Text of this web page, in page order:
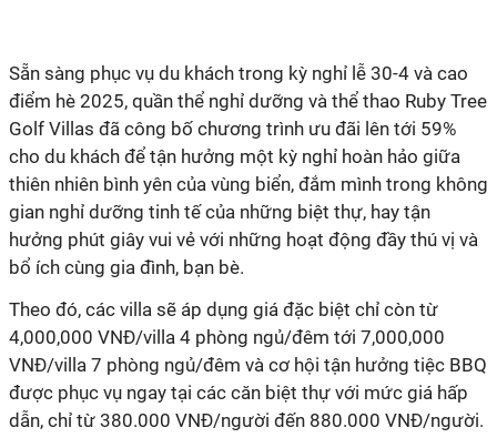
Sẵn sàng phục vụ du khách trong kỳ nghỉ lễ 30-4 và cao
điểm hè 2025, quần thể nghỉ dưỡng và thể thao Ruby Tree
Golf Villas đã công bố chương trình ưu đãi lên tới 59%
cho du khách để tận hưởng một kỳ nghỉ hoàn hảo giữa
thiên nhiên bình yên của vùng biển, đắm mình trong không
gian nghỉ dưỡng tinh tế của những biệt thự, hay tận
hưởng phút giây vui vẻ với những hoạt động đầy thú vị và
bổ ích cùng gia đình, bạn bè.
Theo đó, các villa sẽ áp dụng giá đặc biệt chỉ còn từ
4,000,000 VNĐ/villa 4 phòng ngủ/đêm tới 7,000,000
VNĐ/villa 7 phòng ngủ/đêm và cơ hội tận hưởng tiệc BBQ
được phục vụ ngay tại các căn biệt thự với mức giá hấp
dẫn, chỉ từ 380.000 VNĐ/người đến 880.000 VNĐ/người.